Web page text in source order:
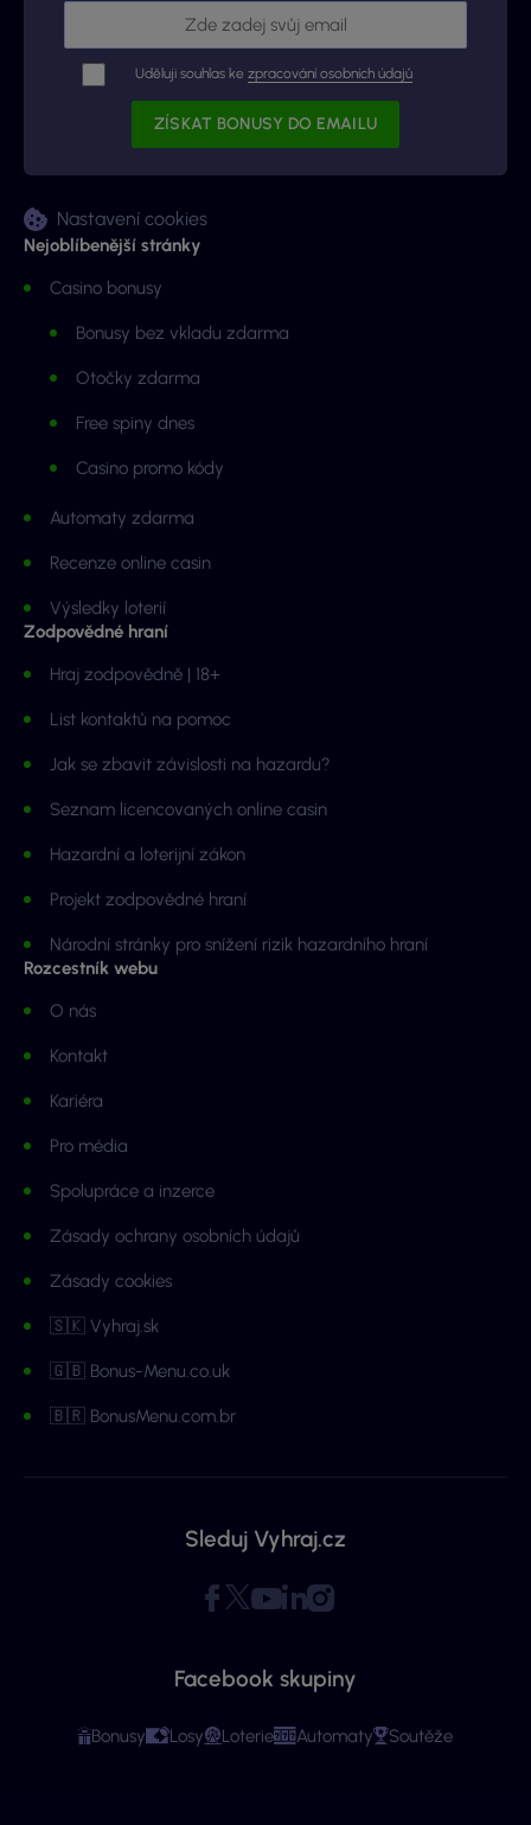
Uděluji souhlas ke zpracování osobních údajů
Nastavení cookies
Nejoblíbenější stránky
Casino bonusy
Bonusy bez vkladu zdarma
Otočky zdarma
Free spiny dnes
Casino promo kódy
Automaty zdarma
Recenze online casin
Výsledky loterií
Zodpovědné hraní
Hraj zodpovědně | 18+
List kontaktů na pomoc
Jak se zbavit závislosti na hazardu?
Seznam licencovaných online casin
Hazardní a loterijní zákon
Projekt zodpovědné hraní
Národní stránky pro snížení rizik hazardního hraní
Rozcestník webu
O nás
Kontakt
Kariéra
Pro média
Spolupráce a inzerce
Zásady ochrany osobních údajů
Zásady cookies
🇸🇰 Vyhraj.sk
🇬🇧 Bonus-Menu.co.uk
🇧🇷 BonusMenu.com.br
Sleduj Vyhraj.cz
Facebook skupiny
Bonusy Losy Loterie Automaty Soutěže